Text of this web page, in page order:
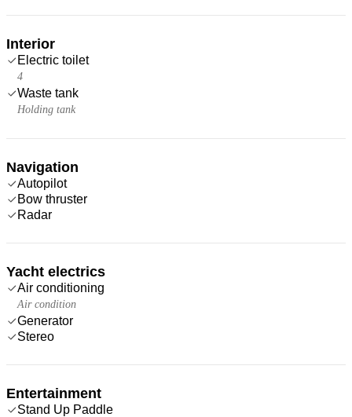
Interior
Electric toilet
4
Waste tank
Holding tank
Navigation
Autopilot
Bow thruster
Radar
Yacht electrics
Air conditioning
Air condition
Generator
Stereo
Entertainment
Stand Up Paddle